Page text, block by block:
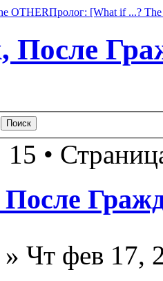
OTHERПролог: [What if ...?
•
» Чт фев 17,